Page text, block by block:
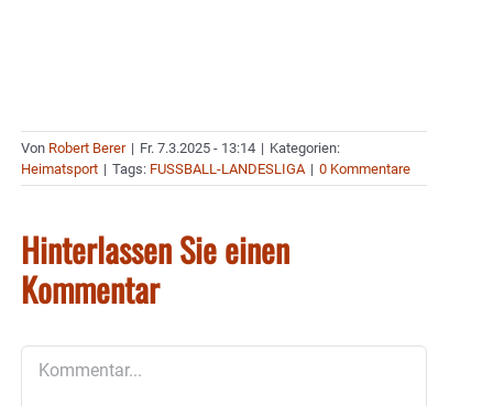
Von Robert Berer | Fr. 7.3.2025 - 13:14 | Kategorien:
Heimatsport | Tags: FUSSBALL-LANDESLIGA | 0 Kommentare
Hinterlassen Sie einen
Kommentar